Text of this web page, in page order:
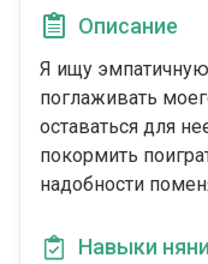
Описание
Я ищу
поглаживать
оставаться для
покормить
надобности
Навыки